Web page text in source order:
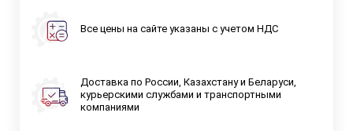
Все цены на сайте указаны с учетом НДС
Доставка по России, Казахстану и Беларуси,
курьерскими службами и транспортными
компаниями